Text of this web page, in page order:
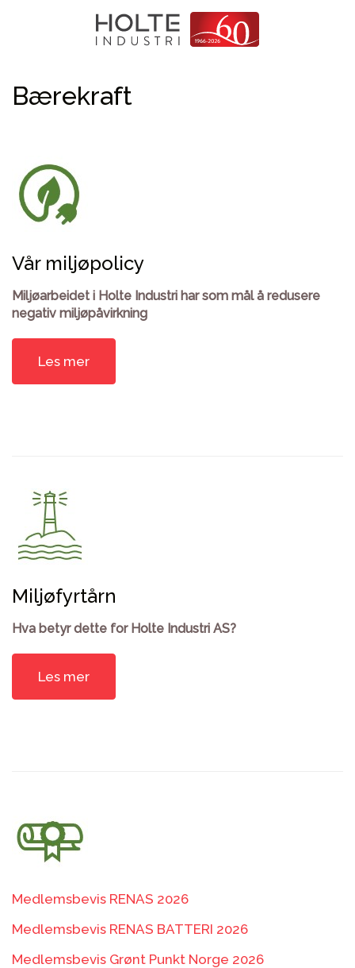
Bærekraft
Vår miljøpolicy
Miljøarbeidet i Holte Industri har som mål å redusere
negativ miljøpåvirkning
Les mer
Miljøfyrtårn
Hva betyr dette for Holte Industri AS?
Les mer
Medlemsbevis RENAS 2026
Medlemsbevis RENAS BATTERI 2026
Medlemsbevis Grønt Punkt Norge 2026